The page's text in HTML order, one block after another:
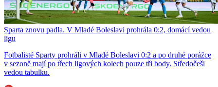
Sparta znovu padla. V Mladé Boleslavi prohrála 0:2, domácí vedou
ligu
Fotbalisté Sparty prohráli v Mladé Boleslavi 0:2 a po druhé porážce
v sezoně mají po třech ligových kolech pouze tři body. Středočeši
vedou tabulku.